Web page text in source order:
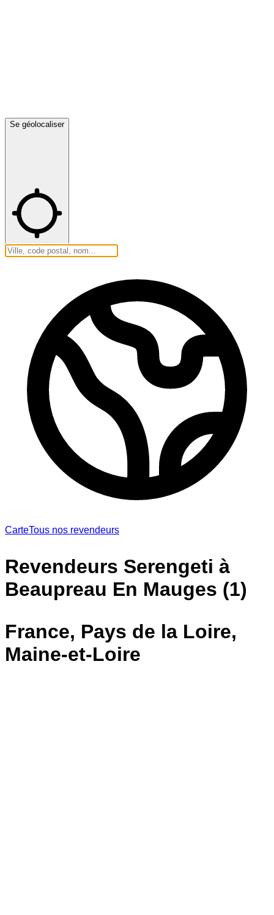
Se géolocaliser
CarteTous nos revendeurs
Revendeurs Serengeti à
Beaupreau En Mauges (1)
France, Pays de la Loire,
Maine-et-Loire